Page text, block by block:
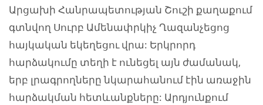
Արցախի Հանրապետության Շուշի քաղաքում
գտնվող Սուրբ Ամենափրկիչ Ղազանչեցոց
հայկական եկեղեցու վրա: Երկրորդ
հարձակումը տեղի է ունեցել այն ժամանակ,
երբ լրագրողները նկարահանում էին առաջին
հարձակման հետևանքները: Արդյունքում